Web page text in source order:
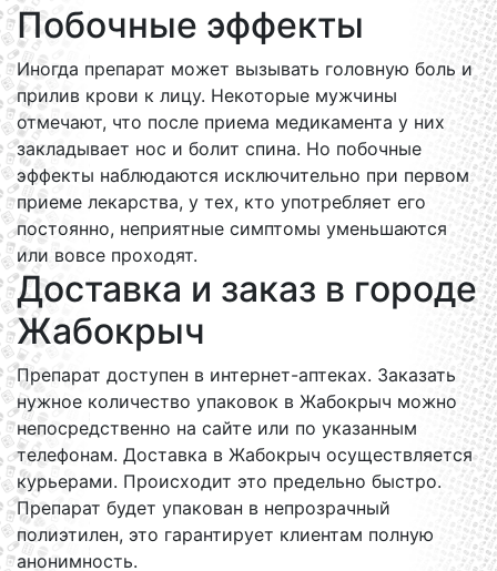
Побочные эффекты
Иногда препарат может вызывать головную боль и
прилив крови к лицу. Некоторые мужчины
отмечают, что после приема медикамента у них
закладывает нос и болит спина. Но побочные
эффекты наблюдаются исключительно при первом
приеме лекарства, у тех, кто употребляет его
постоянно, неприятные симптомы уменьшаются
или вовсе проходят.
Доставка и заказ в городе
Жабокрыч
Препарат доступен в интернет-аптеках. Заказать
нужное количество упаковок в Жабокрыч можно
непосредственно на сайте или по указанным
телефонам. Доставка в Жабокрыч осуществляется
курьерами. Происходит это предельно быстро.
Препарат будет упакован в непрозрачный
полиэтилен, это гарантирует клиентам полную
анонимность.